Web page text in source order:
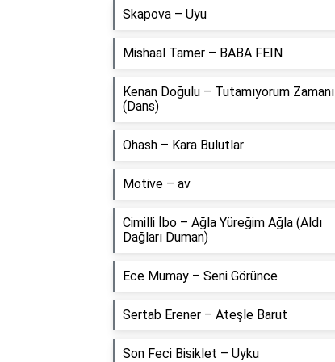
Skapova – Uyu
Mishaal Tamer – BABA FEIN
Kenan Doğulu – Tutamıyorum Zamanı
(Dans)
Ohash – Kara Bulutlar
Motive – av
Cimilli İbo – Ağla Yüreğim Ağla (Aldı
Dağları Duman)
Ece Mumay – Seni Görünce
Sertab Erener – Ateşle Barut
Son Feci Bisiklet – Uyku